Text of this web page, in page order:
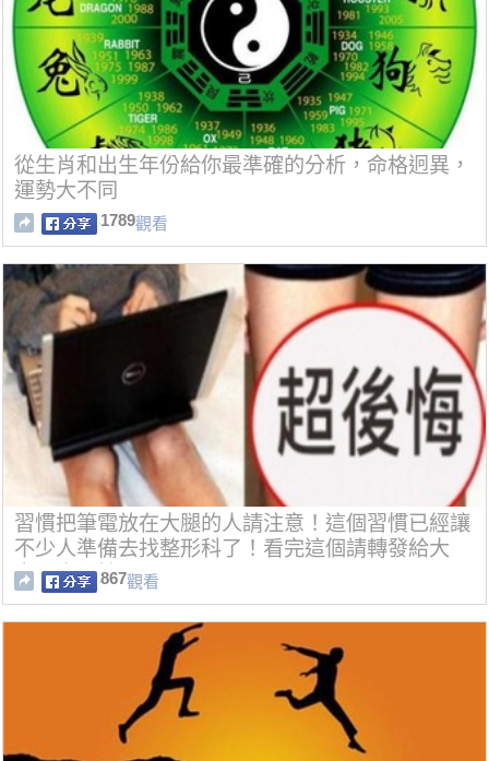
從生肖和出生年份給你最準確的分析，命格迥異，
運勢大不同
1789觀看
習慣把筆電放在大腿的人請注意！這個習慣已經讓
不少人準備去找整形科了！看完這個請轉發給大
家！太可怕了！
867觀看